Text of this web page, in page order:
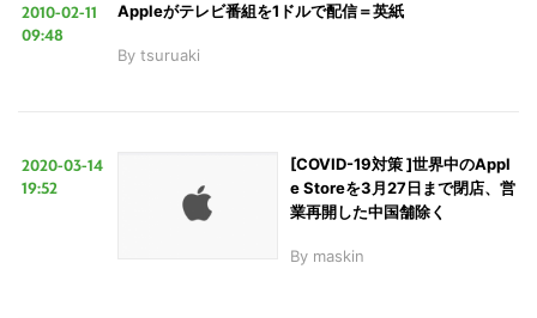
2010-02-11
09:48
Appleがテレビ番組を1ドルで配信＝英紙
By tsuruaki
2020-03-14
19:52
[COVID-19対策 ]世界中のAppl
e Storeを3月27日まで閉店、営
業再開した中国舗除く
By maskin